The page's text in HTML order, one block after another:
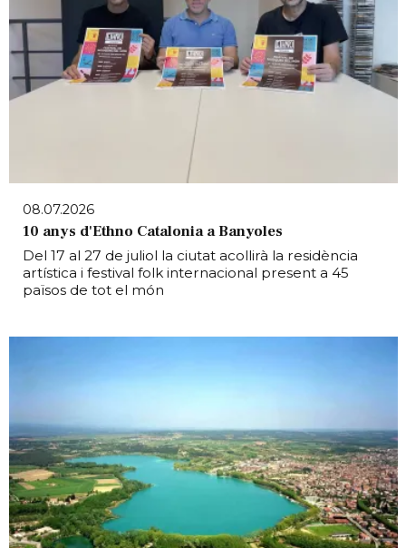
08.07.2026
10 anys d'Ethno Catalonia a Banyoles
Del 17 al 27 de juliol la ciutat acollirà la residència
artística i festival folk internacional present a 45
països de tot el món